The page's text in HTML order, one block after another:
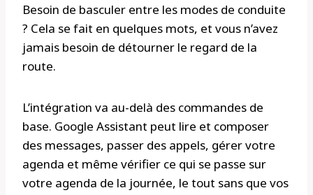
Besoin de basculer entre les modes de conduite
? Cela se fait en quelques mots, et vous n’avez
jamais besoin de détourner le regard de la
route.
L’intégration va au-delà des commandes de
base. Google Assistant peut lire et composer
des messages, passer des appels, gérer votre
agenda et même vérifier ce qui se passe sur
votre agenda de la journée, le tout sans que vos